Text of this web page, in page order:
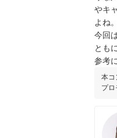
やキ
よね。
今回
ともに
参考
本コ
プロ